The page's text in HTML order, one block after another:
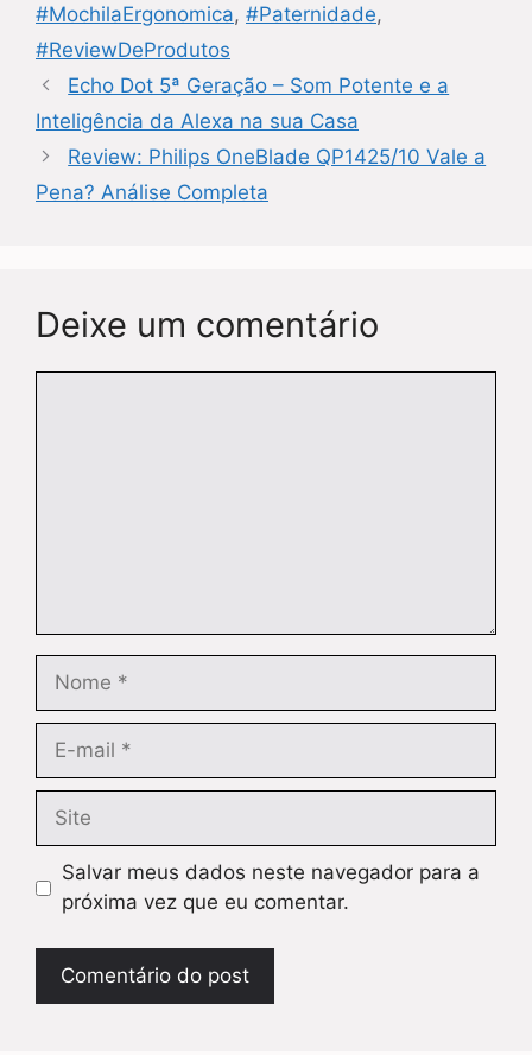
#MochilaErgonomica, #Paternidade,
#ReviewDeProdutos
Echo Dot 5ª Geração – Som Potente e a
Inteligência da Alexa na sua Casa
Review: Philips OneBlade QP1425/10 Vale a
Pena? Análise Completa
Deixe um comentário
Nome
Site
Salvar meus dados neste navegador para a
próxima vez que eu comentar.